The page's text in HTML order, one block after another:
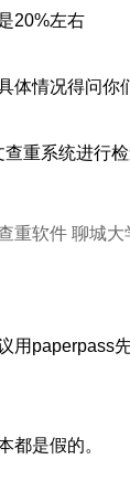
20%左右
体情况得问你
重系统进行
重软件 聊城大
用paperpass
都是假的。